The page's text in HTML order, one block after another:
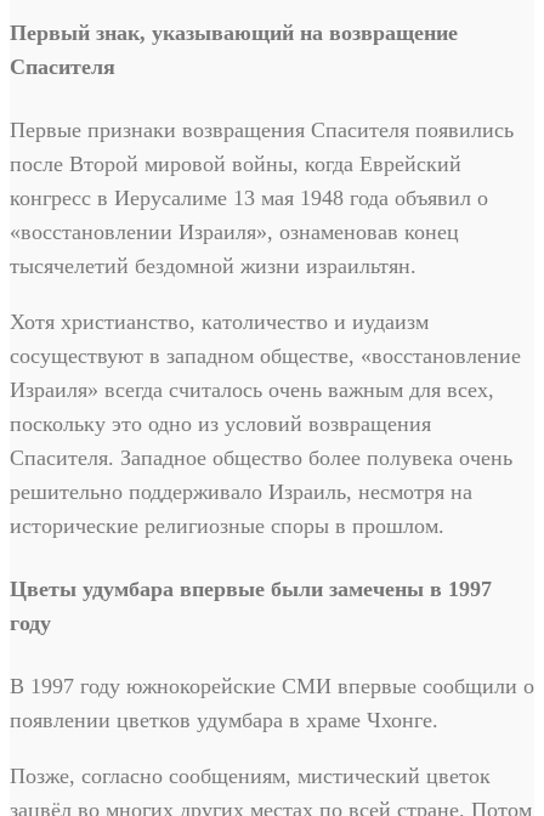
Первый знак, указывающий на возвращение
Спасителя
Первые признаки возвращения Спасителя появились
после Второй мировой войны, когда Еврейский
конгресс в Иерусалиме 13 мая 1948 года объявил о
«восстановлении Израиля», ознаменовав конец
тысячелетий бездомной жизни израильтян.
Хотя христианство, католичество и иудаизм
сосуществуют в западном обществе, «восстановление
Израиля» всегда считалось очень важным для всех,
поскольку это одно из условий возвращения
Спасителя. Западное общество более полувека очень
решительно поддерживало Израиль, несмотря на
исторические религиозные споры в прошлом.
Цветы удумбара впервые были замечены в 1997
году
В 1997 году южнокорейские СМИ впервые сообщили о
появлении цветков удумбара в храме Чхонге.
Позже, согласно сообщениям, мистический цветок
зацвёл во многих других местах по всей стране. Потом